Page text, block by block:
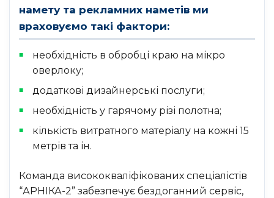
намету та рекламних наметів ми
враховуємо такі фактори:
необхідність в обробці краю на мікро
оверлоку;
додаткові дизайнерські послуги;
необхідність у гарячому різі полотна;
кількість витратного матеріалу на кожні 15
метрів та ін.
Команда висококваліфікованих спеціалістів
“АРНІКА-2” забезпечує бездоганний сервіс,